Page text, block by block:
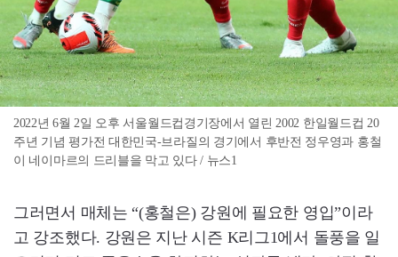
2022년 6월 2일 오후 서울월드컵경기장에서 열린 2002 한일월드컵 20
주년 기념 평가전 대한민국-브라질의 경기에서 후반전 정우영과 홍철
이 네이마르의 드리블을 막고 있다 / 뉴스1
그러면서 매체는 “(홍철은) 강원에 필요한 영입”이라
고 강조했다. 강원은 지난 시즌 K리그1에서 돌풍을 일